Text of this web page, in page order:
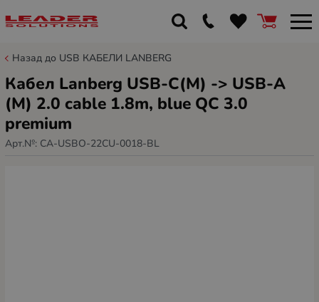
Назад до USB КАБЕЛИ LANBERG
Кабел Lanberg USB-C(M) -> USB-A
(M) 2.0 cable 1.8m, blue QC 3.0
premium
Арт.№: CA-USBO-22CU-0018-BL